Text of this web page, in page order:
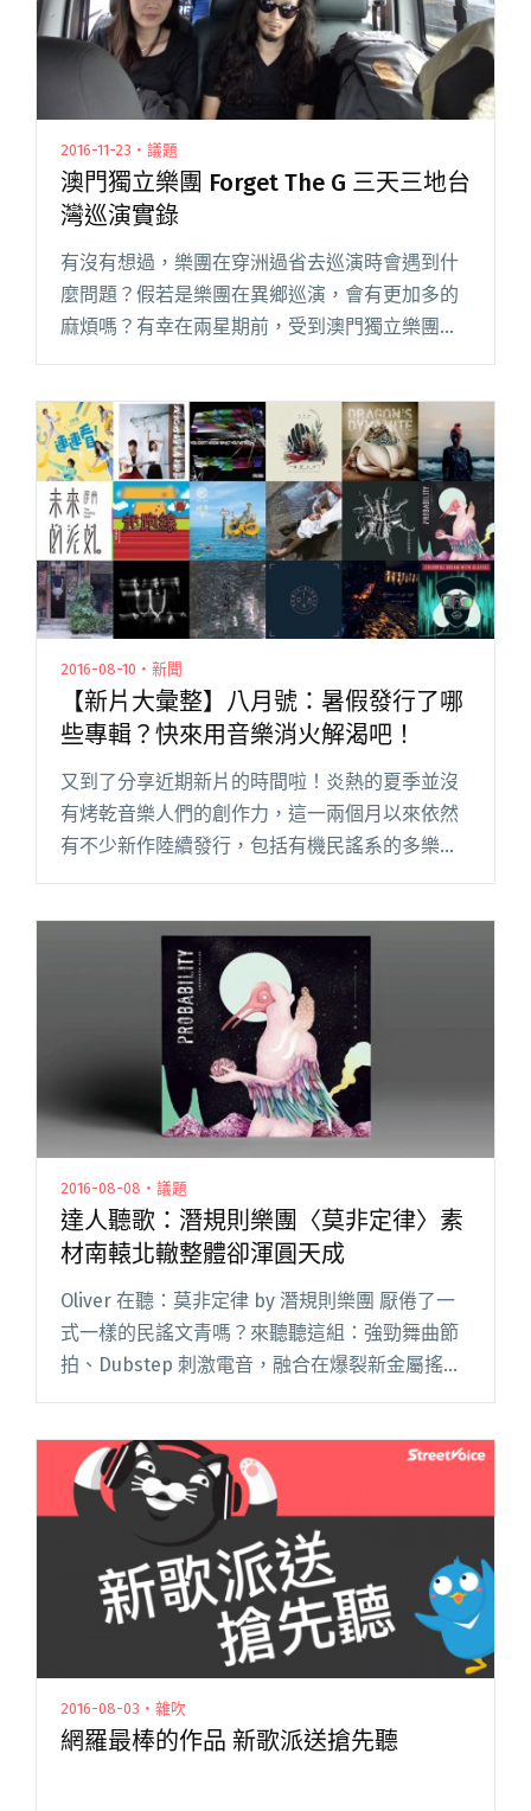
2016-11-23・議題
澳門獨立樂團 Forget The G 三天三地台
灣巡演實錄
有沒有想過，樂團在穿洲過省去巡演時會遇到什
麼問題？假若是樂團在異鄉巡演，會有更加多的
麻煩嗎？有幸在兩星期前，受到澳門獨立樂團
演，由 1閱讀全文 "澳門獨立樂團 Forget The G
三天三地台灣巡演實錄"
2016-08-10・新聞
【新片大彙整】八月號：暑假發行了哪
些專輯？快來用音樂消火解渴吧！
又到了分享近期新片的時間啦！炎熱的夏季並沒
有烤乾音樂人們的創作力，這一兩個月以來依然
有不少新作陸續發行，包括有機民謠系的多樂
園、金音得主槍擊潑辣、場場完售的台灣超人氣
閱讀全文 "【新片大彙整】八月號：暑假發行了
哪些專輯？快來用音樂消火解渴吧！"
2016-08-08・議題
達人聽歌：潛規則樂團〈莫非定律〉素
材南轅北轍整體卻渾圓天成
Oliver 在聽：莫非定律 by 潛規則樂團 厭倦了一
式一樣的民謠文青嗎？來聽聽這組：強勁舞曲節
拍、Dubstep 刺激電音，融合在爆裂新金屬搖滾
與饒舌主唱，素材南轅北轍整體卻渾圓天成。電
新 EP閱讀全文 "達人聽歌：潛規則樂團〈莫非定
律〉素材南轅北轍整體卻渾圓天成"
2016-08-03・雜吹
網羅最棒的作品 新歌派送搶先聽